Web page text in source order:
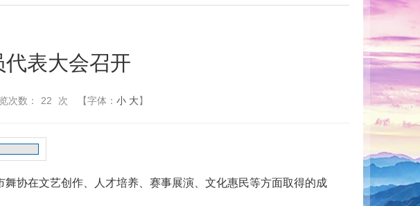
表大会召开
次数： 22 次 【字体： 小 大】
协在文艺创作、人才培养、赛事展演、文化惠民等方面取得的成